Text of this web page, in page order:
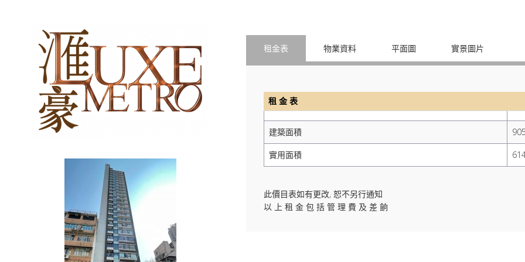
租金表 物業資料 平面圖 實景圖片
租 金 表
建築面積
實用面積
此價目表如有更改, 恕不另行通知
以 上 租 金 包 括 管 理 費 及 差 餉